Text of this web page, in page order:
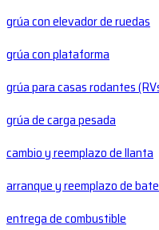
grúa con elevador de ruedas
grúa con plataforma
grúa para casas rodantes
grúa de carga pesada
cambio y reemplazo de llanta
arranque y reemplazo de
entrega de combustible